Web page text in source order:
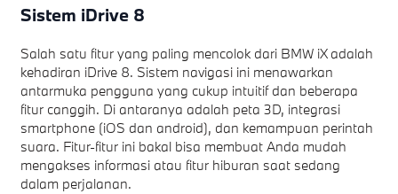
Sistem iDrive 8
Salah satu fitur yang paling mencolok dari BMW iX adalah
kehadiran iDrive 8. Sistem navigasi ini menawarkan
antarmuka pengguna yang cukup intuitif dan beberapa
fitur canggih. Di antaranya adalah peta 3D, integrasi
smartphone (iOS dan android), dan kemampuan perintah
suara. Fitur-fitur ini bakal bisa membuat Anda mudah
mengakses informasi atau fitur hiburan saat sedang
dalam perjalanan.